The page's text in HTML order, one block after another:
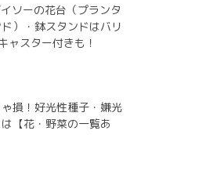
ソーの花台（プランタ
）・鉢スタンドはバリ
ャスター付きも！
損！好光性種子・嫌光
【花・野菜の一覧あ